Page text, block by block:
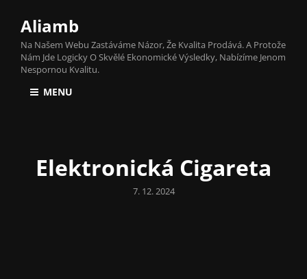
Aliamb
Na Našem Webu Zastáváme Názor, Že Kvalita Prodává. A Protože
Nám Jde Logicky O Skvělé Ekonomické Výsledky, Nabízíme Jenom
Nespornou Kvalitu.
MENU
Elektronická Cigareta
Posted
7. 12. 2024